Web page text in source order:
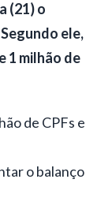
(21) o
ele,
1 milhão de
de CPFs e
o balanço